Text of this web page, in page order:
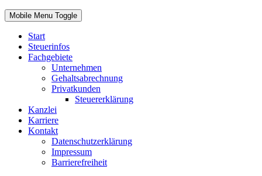
Mobile Menu Toggle
Start
Steuerinfos
Fachgebiete
Unternehmen
Gehaltsabrechnung
Privatkunden
Steuererklärung
Kanzlei
Karriere
Kontakt
Datenschutzerklärung
Impressum
Barrierefreiheit